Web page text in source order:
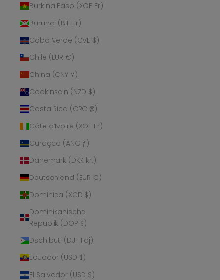
Burkina Faso (XOF Fr)
Burundi (BIF Fr)
Cabo Verde (CVE $)
Chile (EUR €)
China (CNY ¥)
Cookinseln (NZD $)
Costa Rica (CRC ₡)
Côte d’Ivoire (XOF Fr)
Curaçao (ANG ƒ)
Dänemark (DKK kr.)
Deutschland (EUR €)
Dominica (XCD $)
Dominikanische
Republik (DOP $)
Dschibuti (DJF Fdj)
Ecuador (USD $)
El Salvador (USD $)